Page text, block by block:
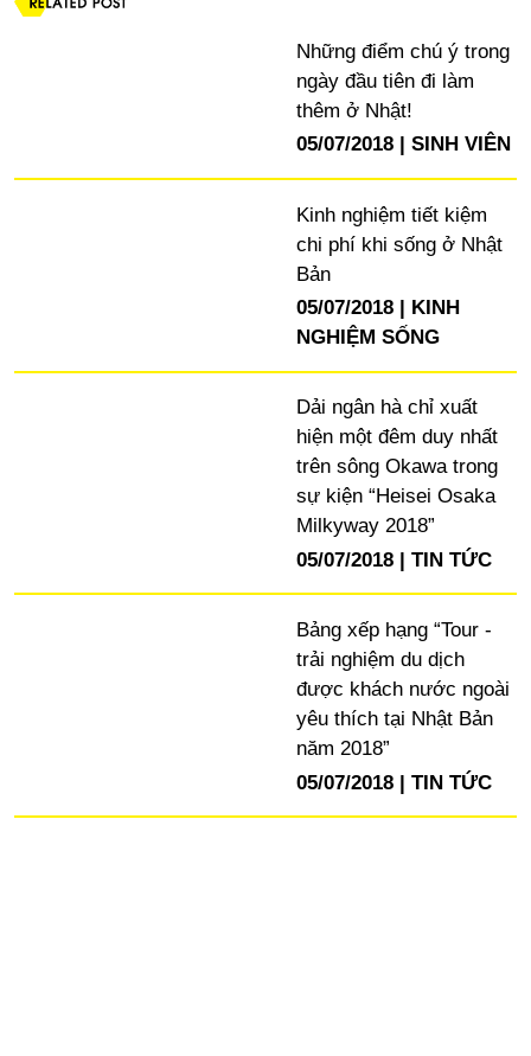
Những điểm chú ý trong
ngày đầu tiên đi làm
thêm ở Nhật!
05/07/2018
SINH VIÊN
Kinh nghiệm tiết kiệm
chi phí khi sống ở Nhật
Bản
05/07/2018
KINH
NGHIỆM SỐNG
Dải ngân hà chỉ xuất
hiện một đêm duy nhất
trên sông Okawa trong
sự kiện “Heisei Osaka
Milkyway 2018”
05/07/2018
TIN TỨC
Bảng xếp hạng “Tour -
trải nghiệm du dịch
được khách nước ngoài
yêu thích tại Nhật Bản
năm 2018”
05/07/2018
TIN TỨC